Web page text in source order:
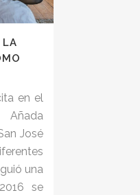
LA
en el
José
una
se